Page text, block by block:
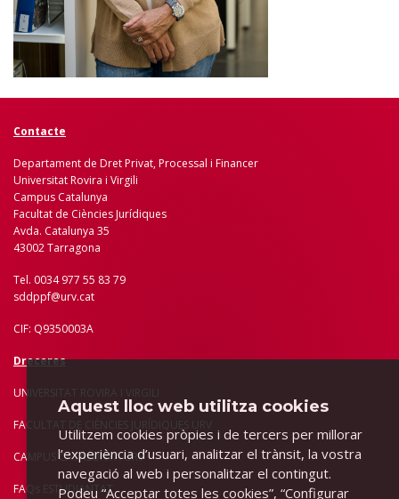
Contacte
Departament de Dret Privat, Processal i Financer
Universitat Rovira i Virgili
Campus Catalunya
Facultat de Ciències Jurídiques
Avda. Catalunya 35
43002 Tarragona
Tel. 0034 977 55 83 79
sddppf@urv.cat
CIF: Q9350003A
Dreceres
UNIVERSITAT ROVIRA I VIRGILI
FACULTAT DE CIÈNCIES JURÍDIQUES URV
CAMPUS CATALUNYA URV
FAQs ESTUDIANTAT
Aquest lloc web utilitza cookies
Utilitzem cookies pròpies i de tercers per millorar
l’experiència d’usuari, analitzar el trànsit, la vostra
navegació al web i personalitzar el contingut.
Podeu “Acceptar totes les cookies”, “Configurar